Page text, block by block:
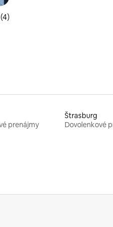
ohodnotenie 5 z 5,
prenájmy
Štrasburg
Dovolenkové